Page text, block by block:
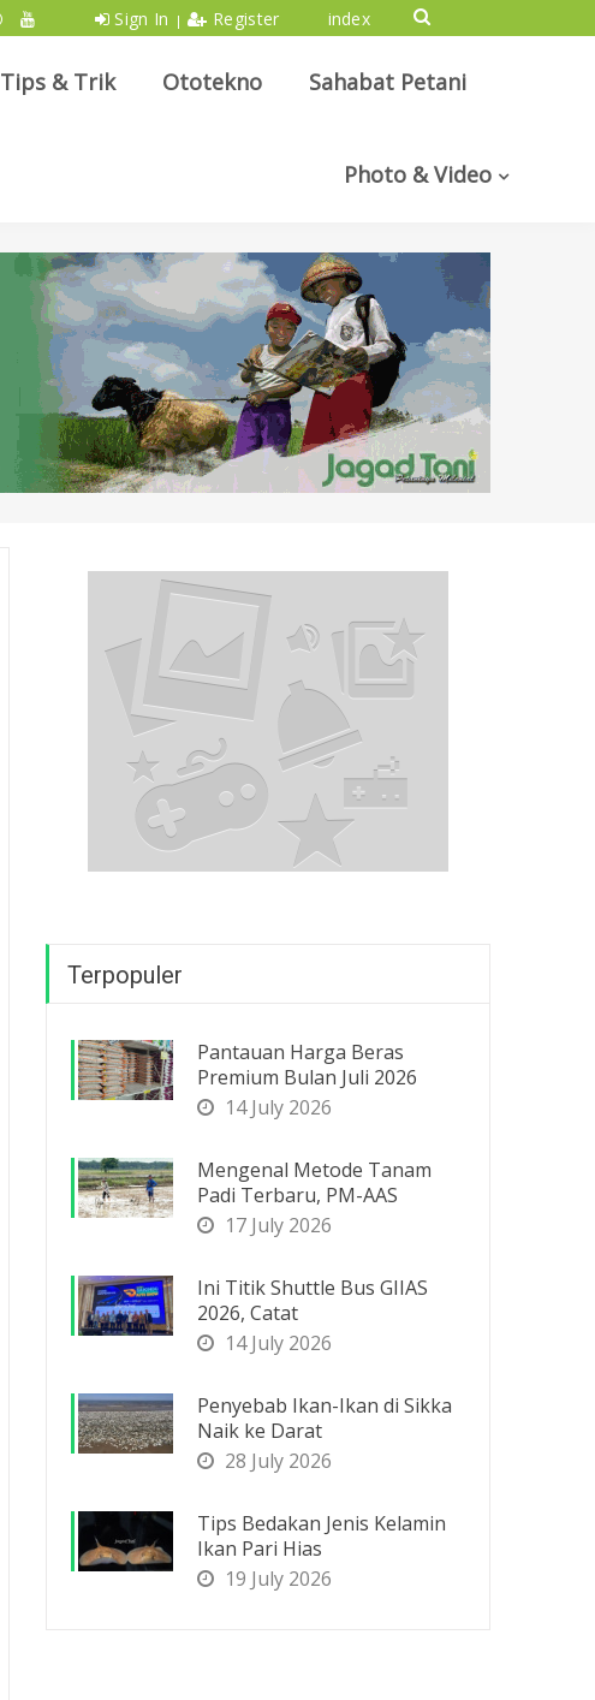
Sign In | Register index
Tips & Trik Ototekno Sahabat Petani
Photo & Video
Terpopuler
Pantauan Harga Beras
Premium Bulan Juli 2026
14 July 2026
Mengenal Metode Tanam
Padi Terbaru, PM-AAS
17 July 2026
Ini Titik Shuttle Bus GIIAS
2026, Catat
14 July 2026
Penyebab Ikan-Ikan di Sikka
Naik ke Darat
28 July 2026
Tips Bedakan Jenis Kelamin
Ikan Pari Hias
19 July 2026